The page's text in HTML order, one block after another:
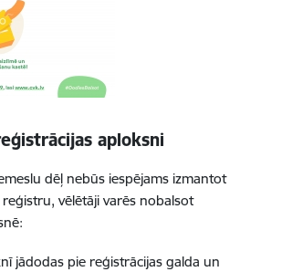
aploksni
dēļ nebūs iespējams izmantot
vēlētāji varēs nobalsot
jādodas pie reģistrācijas galda un